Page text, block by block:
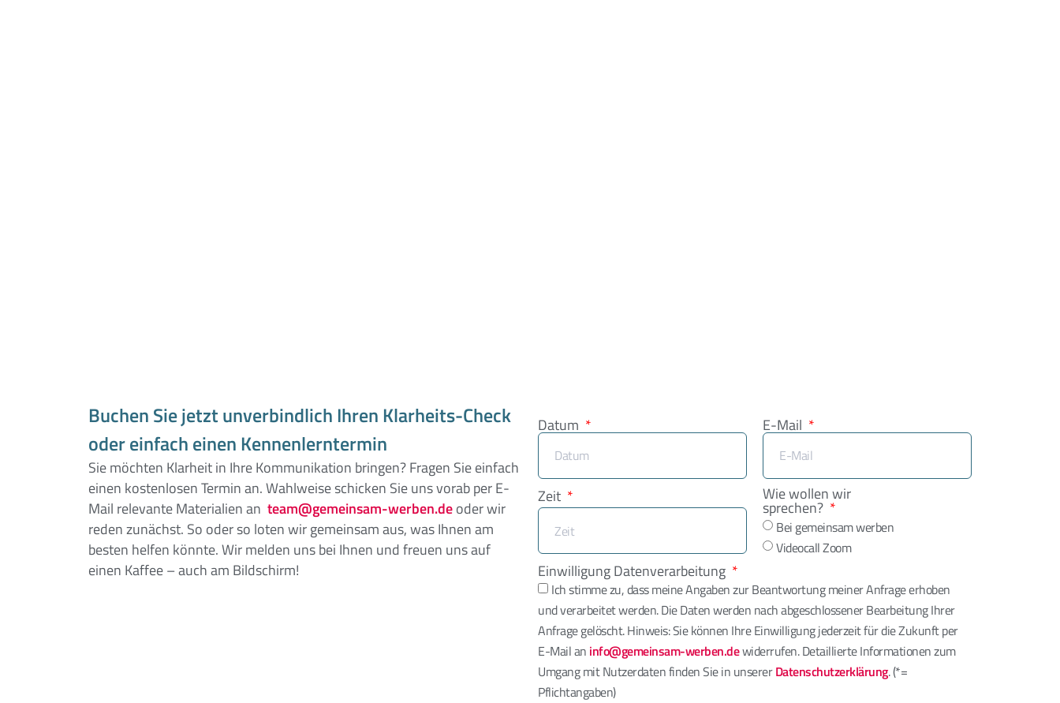
Buchen Sie jetzt unverbindlich Ihren Klarheits-Check
oder einfach einen Kennenlerntermin
Sie möchten Klarheit in Ihre Kommunikation bringen? Fragen Sie einfach
einen kostenlosen Termin an. Wahlweise schicken Sie uns vorab per E-
Mail relevante Materialien an team@gemeinsam-werben.deoder wir
reden zunächst. So oder so loten wir gemeinsam aus, was Ihnen am
besten helfen könnte. Wir melden uns bei Ihnen und freuen uns auf
einen Kaffee – auch am Bildschirm!
Datum E-Mail
Zeit Wie wollen wir
sprechen?
Bei gemeinsam werben
Videocall Zoom
Einwilligung Datenverarbeitung
Ich stimme zu, dass meine Angaben zur Beantwortung meiner Anfrage erhoben
und verarbeitet werden. Die Daten werden nach abgeschlossener Bearbeitung Ihrer
Anfrage gelöscht. Hinweis: Sie können Ihre Einwilligung jederzeit für die Zukunft per
E-Mail an info@gemeinsam-werben.dewiderrufen. Detaillierte Informationen zum
Umgang mit Nutzerdaten finden Sie in unsererDatenschutzerklärung. (*=
Pflichtangaben)